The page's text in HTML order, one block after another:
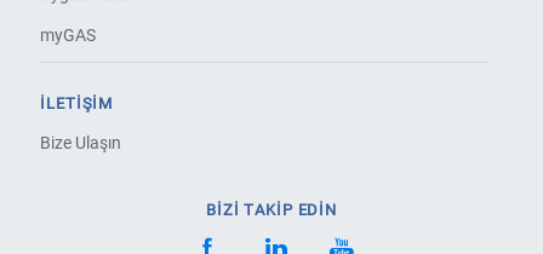
myGAS
İLETIŞIM
Bize Ulaşın
BİZİ TAKİP EDİN